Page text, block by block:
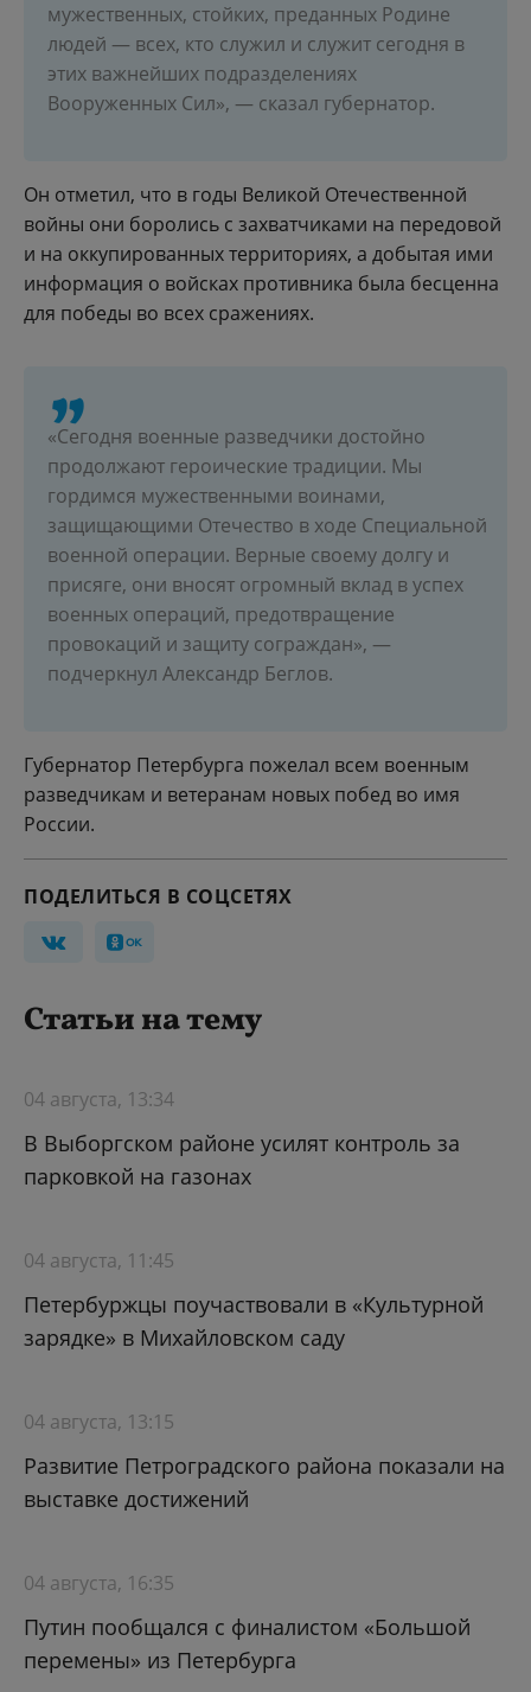
мужественных, стойких, преданных Родине
людей — всех, кто служил и служит сегодня в
этих важнейших подразделениях
Вооруженных Сил», — сказал губернатор.
Он отметил, что в годы Великой Отечественной
войны они боролись с захватчиками на передовой
и на оккупированных территориях, а добытая ими
информация о войсках противника была бесценна
для победы во всех сражениях.
«Сегодня военные разведчики достойно
продолжают героические традиции. Мы
гордимся мужественными воинами,
защищающими Отечество в ходе Специальной
военной операции. Верные своему долгу и
присяге, они вносят огромный вклад в успех
военных операций, предотвращение
провокаций и защиту сограждан», —
подчеркнул Александр Беглов.
Губернатор Петербурга пожелал всем военным
разведчикам и ветеранам новых побед во имя
России.
ПОДЕЛИТЬСЯ В СОЦСЕТЯХ
Статьи на тему
04 августа, 13:34
В Выборгском районе усилят контроль за
парковкой на газонах
04 августа, 11:45
Петербуржцы поучаствовали в «Культурной
зарядке» в Михайловском саду
04 августа, 13:15
Развитие Петроградского района показали на
выставке достижений
04 августа, 16:35
Путин пообщался с финалистом «Большой
перемены» из Петербурга